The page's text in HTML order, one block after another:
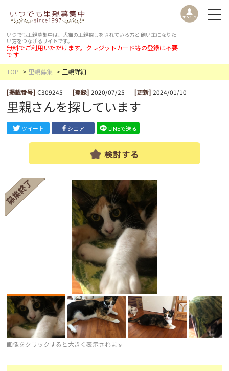
いつでも里親募集中は、犬猫の里親探しをされている方と 飼い主になりた
い方をつなげるサイトです。
無料でご利用いただけます。クレジットカード等の登録は不要
です
TOP
里親募集 里親詳細
[掲載番号] C309245 [登録] 2020/07/25 [更新] 2024/01/10
里親さんを探しています
ツイート シェア LINEで送る
検討する
画像をクリックすると大きく表示されます